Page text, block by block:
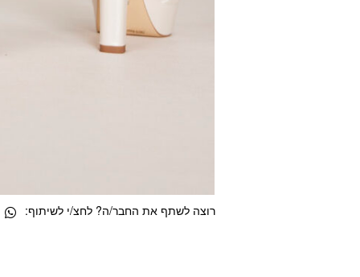
רוצה לשתף את החבר/ה? לחצ/י לשיתוף: